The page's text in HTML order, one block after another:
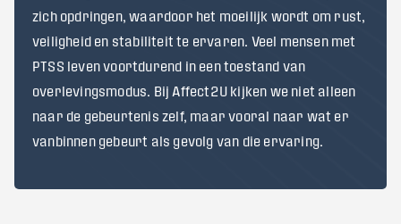
zich opdringen, waardoor het moeilijk wordt om rust,
veiligheid en stabiliteit te ervaren. Veel mensen met
PTSS leven voortdurend in een toestand van
overlevingsmodus. Bij Affect2U kijken we niet alleen
naar de gebeurtenis zelf, maar vooral naar wat er
vanbinnen gebeurt als gevolg van die ervaring.